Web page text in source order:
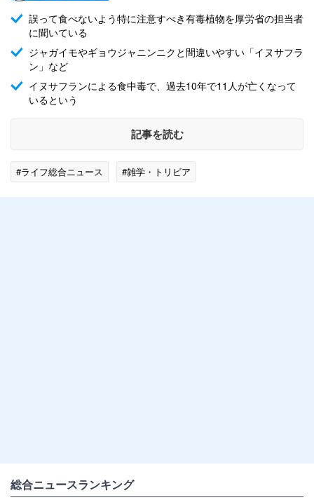
誤って食べないよう特に注意すべき有毒植物を厚労省の担当者
に聞いている
ジャガイモやギョウジャニンニクと間違いやすい「イヌサフラ
ン」など
イヌサフランによる食中毒で、過去10年で11人が亡くなって
いるという
記事を読む
#ライフ総合ニュース #雑学・トリビア
総合ニュースランキング